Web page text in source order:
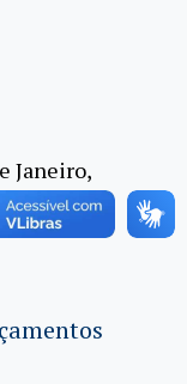
Janeiro,